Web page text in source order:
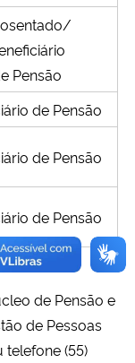
Pensão
de Pensão
de Pensão
de Pensão
de Pensão e
de Pessoas
telefone (55)